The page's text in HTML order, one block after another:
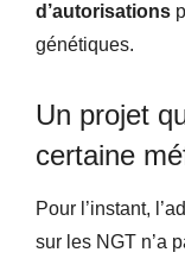
d’autorisations
génétiques.
Un projet
certaine
Pour l’instant,
sur les NGT n’a